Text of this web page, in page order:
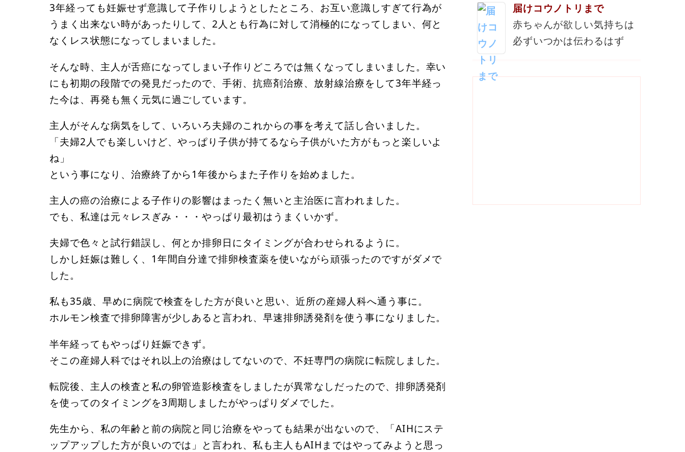
3年経っても妊娠せず意識して子作りしようとしたところ、お互い意識しすぎて行為が
うまく出来ない時があったりして、2人とも行為に対して消極的になってしまい、何と
なくレス状態になってしまいました。
そんな時、主人が舌癌になってしまい子作りどころでは無くなってしまいました。幸い
にも初期の段階での発見だったので、手術、抗癌剤治療、放射線治療をして3年半経っ
た今は、再発も無く元気に過ごしています。
主人がそんな病気をして、いろいろ夫婦のこれからの事を考えて話し合いました。
「夫婦2人でも楽しいけど、やっぱり子供が持てるなら子供がいた方がもっと楽しいよ
ね」
という事になり、治療終了から1年後からまた子作りを始めました。
主人の癌の治療による子作りの影響はまったく無いと主治医に言われました。
でも、私達は元々レスぎみ・・・やっぱり最初はうまくいかず。
夫婦で色々と試行錯誤し、何とか排卵日にタイミングが合わせられるように。
しかし妊娠は難しく、1年間自分達で排卵検査薬を使いながら頑張ったのですがダメで
した。
私も35歳、早めに病院で検査をした方が良いと思い、近所の産婦人科へ通う事に。
ホルモン検査で排卵障害が少しあると言われ、早速排卵誘発剤を使う事になりました。
半年経ってもやっぱり妊娠できず。
そこの産婦人科ではそれ以上の治療はしてないので、不妊専門の病院に転院しました。
転院後、主人の検査と私の卵管造影検査をしましたが異常なしだったので、排卵誘発剤
を使ってのタイミングを3周期しましたがやっぱりダメでした。
先生から、私の年齢と前の病院と同じ治療をやっても結果が出ないので、「AIHにステ
ップアップした方が良いのでは」と言われ、私も主人もAIHまではやってみようと思っ
届けコウノトリまで
赤ちゃんが欲しい気持ちは
必ずいつかは伝わるはず